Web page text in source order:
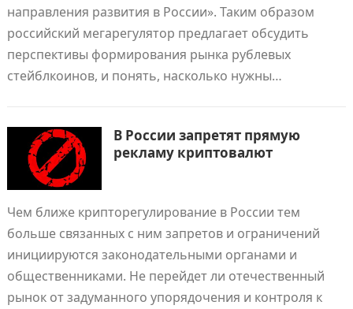
направления развития в России». Таким образом
российский мегарегулятор предлагает обсудить
перспективы формирования рынка рублевых
стейблкоинов, и понять, насколько нужны…
В России запретят прямую
рекламу криптовалют
Чем ближе крипторегулирование в России тем
больше связанных с ним запретов и ограничений
инициируются законодательными органами и
общественниками. Не перейдет ли отечественный
рынок от задуманного упорядочения и контроля к